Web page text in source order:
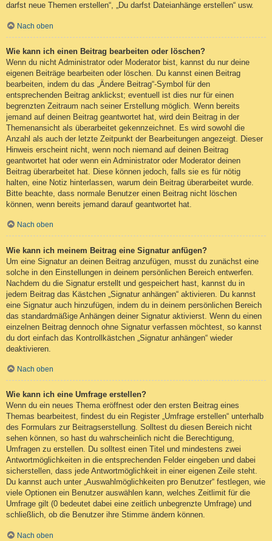
darfst neue Themen erstellen“, „Du darfst Dateianhänge erstellen“ usw.
Nach oben
Wie kann ich einen Beitrag bearbeiten oder löschen?
Wenn du nicht Administrator oder Moderator bist, kannst du nur deine
eigenen Beiträge bearbeiten oder löschen. Du kannst einen Beitrag
bearbeiten, indem du das „Ändere Beitrag“-Symbol für den
entsprechenden Beitrag anklickst; eventuell ist dies nur für einen
begrenzten Zeitraum nach seiner Erstellung möglich. Wenn bereits
jemand auf deinen Beitrag geantwortet hat, wird dein Beitrag in der
Themenansicht als überarbeitet gekennzeichnet. Es wird sowohl die
Anzahl als auch der letzte Zeitpunkt der Bearbeitungen angezeigt. Dieser
Hinweis erscheint nicht, wenn noch niemand auf deinen Beitrag
geantwortet hat oder wenn ein Administrator oder Moderator deinen
Beitrag überarbeitet hat. Diese können jedoch, falls sie es für nötig
halten, eine Notiz hinterlassen, warum dein Beitrag überarbeitet wurde.
Bitte beachte, dass normale Benutzer einen Beitrag nicht löschen
können, wenn bereits jemand darauf geantwortet hat.
Nach oben
Wie kann ich meinem Beitrag eine Signatur anfügen?
Um eine Signatur an deinen Beitrag anzufügen, musst du zunächst eine
solche in den Einstellungen in deinem persönlichen Bereich entwerfen.
Nachdem du die Signatur erstellt und gespeichert hast, kannst du in
jedem Beitrag das Kästchen „Signatur anhängen“ aktivieren. Du kannst
eine Signatur auch hinzufügen, indem du in deinem persönlichen Bereich
das standardmäßige Anhängen deiner Signatur aktivierst. Wenn du einen
einzelnen Beitrag dennoch ohne Signatur verfassen möchtest, so kannst
du dort einfach das Kontrollkästchen „Signatur anhängen“ wieder
deaktivieren.
Nach oben
Wie kann ich eine Umfrage erstellen?
Wenn du ein neues Thema eröffnest oder den ersten Beitrag eines
Themas bearbeitest, findest du ein Register „Umfrage erstellen“ unterhalb
des Formulars zur Beitragserstellung. Solltest du diesen Bereich nicht
sehen können, so hast du wahrscheinlich nicht die Berechtigung,
Umfragen zu erstellen. Du solltest einen Titel und mindestens zwei
Antwortmöglichkeiten in die entsprechenden Felder eingeben und dabei
sicherstellen, dass jede Antwortmöglichkeit in einer eigenen Zeile steht.
Du kannst auch unter „Auswahlmöglichkeiten pro Benutzer“ festlegen, wie
viele Optionen ein Benutzer auswählen kann, welches Zeitlimit für die
Umfrage gilt (0 bedeutet dabei eine zeitlich unbegrenzte Umfrage) und
schließlich, ob die Benutzer ihre Stimme ändern können.
Nach oben